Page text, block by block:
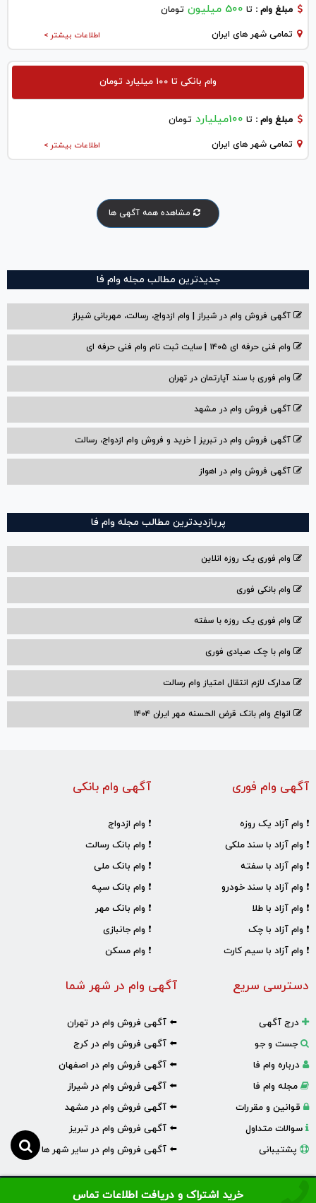
خرید اشتراک و دریافت اطلاعات تماس
مبلغ وام : تا 500 میلیون تومان
اطلاعات بیشتر > تمامی شهر های ایران
وام بانکی تا ۱۰۰ میلیارد تومان
مبلغ وام : تا 100میلیارد تومان
اطلاعات بیشتر > تمامی شهر های ایران
مشاهده همه آگهی ها
جدیدترین مطالب مجله وام فا
آگهی فروش وام در شیراز | وام ازدواج، رسالت، مهربانی شیراز
وام فنی حرفه ای ۱۴۰۵ | سایت ثبت نام وام فنی حرفه ای
وام فوری با سند آپارتمان در تهران
آگهی فروش وام در مشهد
آگهی فروش وام در تبریز | خرید و فروش وام ازدواج، رسالت
آگهی فروش وام در اهواز
پربازدیدترین مطالب مجله وام فا
وام فوری یک روزه انلاین
وام بانکی فوری
وام فوری یک روزه با سفته
وام با‌ چک صیادی‌ فوری
مدارک لازم انتقال امتیاز وام رسالت
انواع وام بانک قرض الحسنه مهر ایران ۱۴۰۴
آگهی وام بانکی
❗ وام ازدواج
❗ وام بانک رسالت
❗ وام بانک ملی
❗ وام بانک سپه
❗ وام بانک مهر
❗ وام جانبازی
❗ وام مسکن
آگهی وام فوری
❗ وام آزاد یک روزه
❗ وام آزاد با سند ملکی
❗ وام آزاد با سفته
❗ وام آزاد با سند خودرو
❗ وام آزاد با طلا
❗ وام آزاد با چک
❗ وام آزاد با سیم کارت
آگهی وام در شهر شما
⬅️ آگهی فروش وام در تهران
⬅️ آگهی فروش وام در کرج
⬅️ آگهی فروش وام در اصفهان
⬅️ آگهی فروش وام در شیراز
⬅️ آگهی فروش وام در مشهد
⬅️ آگهی فروش وام در تبریز
⬅️ آگهی فروش وام در سایر شهر ها
دسترسی سریع
درج آگهی
جست و جو
درباره وام فا
مجله وام فا
قوانین و مقررات
سوالات متداول
پشتیبانی